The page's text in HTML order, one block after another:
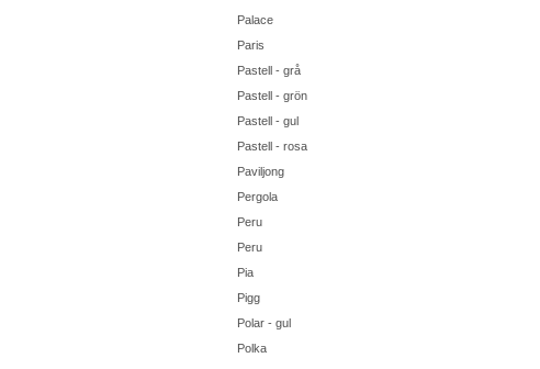
Palace
Paris
Pastell - grå
Pastell - grön
Pastell - gul
Pastell - rosa
Paviljong
Pergola
Peru
Peru
Pia
Pigg
Polar - gul
Polka